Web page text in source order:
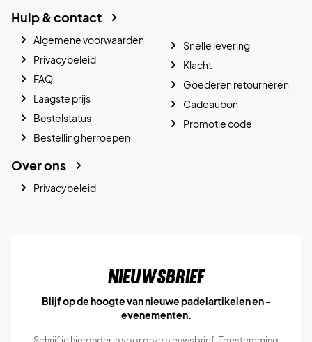
Hulp & contact
Algemene voorwaarden
Privacybeleid
FAQ
Laagste prijs
Bestelstatus
Bestelling herroepen
Snelle levering
Klacht
Goederen retourneren
Cadeaubon
Promotie code
Over ons
Privacybeleid
Nieuwsbrief
Blijf op de hoogte van nieuwe padelartikelen en -
evenementen.